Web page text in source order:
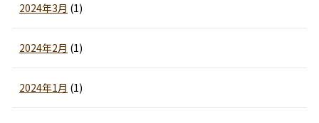
2024年3月 (1)
2024年2月 (1)
2024年1月 (1)